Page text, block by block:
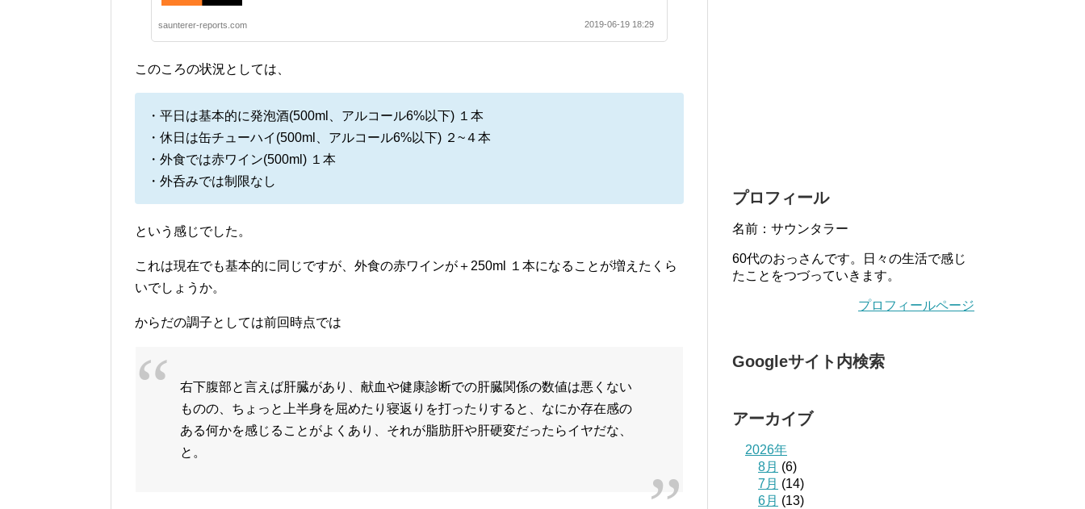
saunterer-reports.com 2019-06-19 18:29
このころの状況としては、
・平日は基本的に発泡酒(500ml、アルコール6%以下) １本
・休日は缶チューハイ(500ml、アルコール6%以下) ２~４本
・外食では赤ワイン(500ml) １本
・外呑みでは制限なし
という感じでした。
これは現在でも基本的に同じですが、外食の赤ワインが＋250ml １本になることが増えたくら
いでしょうか。
からだの調子としては前回時点では
右下腹部と言えば肝臓があり、献血や健康診断での肝臓関係の数値は悪くない
ものの、ちょっと上半身を屈めたり寝返りを打ったりすると、なにか存在感の
ある何かを感じることがよくあり、それが脂肪肝や肝硬変だったらイヤだな、
と。
プロフィール
名前：サウンタラー
60代のおっさんです。日々の生活で感じ
たことをつづっていきます。
プロフィールページ
Googleサイト内検索
アーカイブ
2026年
8月 (6)
7月 (14)
6月 (13)